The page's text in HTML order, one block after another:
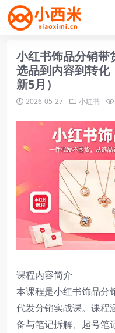
小红书饰品分销带
选品到内容到转化
新5月）
2026-05-27 小红书
课程内容简介
本课程是小红书饰品分
代发分销实战课。课程
备与笔记拆解、起号笔